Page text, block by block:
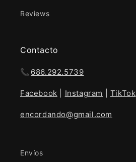
Reviews
Contacto
📞 686.292.5739
Facebook Instagram TikTok
encordando@gmail.com
Envíos